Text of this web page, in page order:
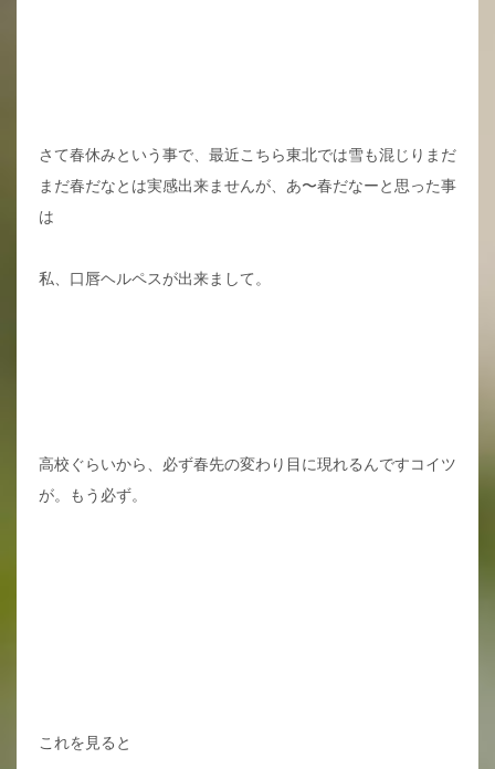
さて春休みという事で、最近こちら東北では雪も混じりまだ
まだ春だなとは実感出来ませんが、あ〜春だなーと思った事
は
私、口唇ヘルペスが出来まして。
高校ぐらいから、必ず春先の変わり目に現れるんですコイツ
が。もう必ず。
これを見ると